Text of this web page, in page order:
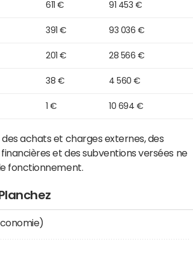
611 € 91 453 €
391 € 93 036 €
201 € 28 566 €
38 € 4 560 €
1 € 10 694 €
achats et charges externes, des
et des subventions versées ne
fonctionnement.